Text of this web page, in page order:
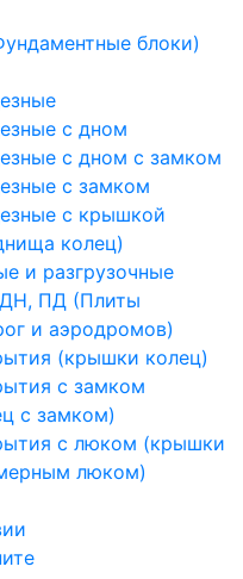
блоки)
с дном
с дном с замком
с замком
с крышкой
колец)
и разгрузочные
ПД (Плиты
и аэродромов)
(крышки колец)
с замком
с замком)
с люком (крышки
люком)